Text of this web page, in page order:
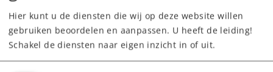
Highlights
Robuuste loc - bijzonder geschikt voor
kinderen vanaf 6 jaar.
Hier kunt u de diensten die wij op deze website willen
gebruiken beoordelen en aanpassen. U heeft de leiding!
Schakel de diensten naar eigen inzicht in of uit.